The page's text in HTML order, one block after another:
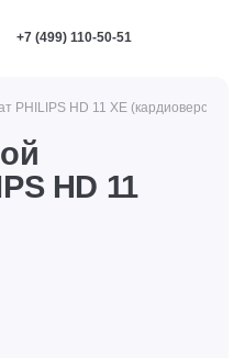
+7 (499) 110-50-51
PHILIPS HD 11 XE (кардиоверсия)
HD 11